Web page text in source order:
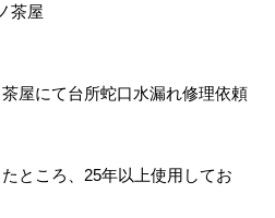
茶屋
屋にて台所蛇口水漏れ修理依頼
ところ、25年以上使用してお